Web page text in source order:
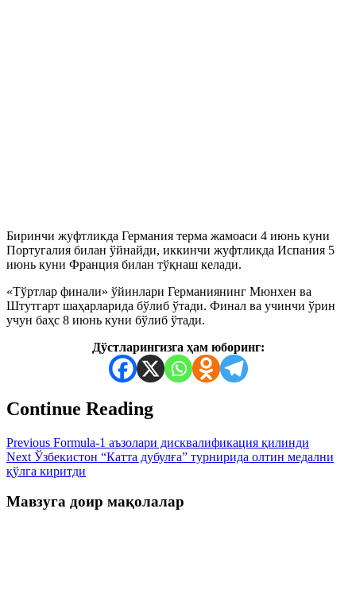
Биринчи жуфтликда Германия терма жамоаси 4 июнь куни
Португалия билан ўйнайди, иккинчи жуфтликда Испания 5
июнь куни Франция билан тўқнаш келади.
«Тўртлар финали» ўйинлари Германиянинг Мюнхен ва
Штутгарт шаҳарларида бўлиб ўтади. Финал ва учинчи ўрин
учун баҳс 8 июнь куни бўлиб ўтади.
Дўстларингизга ҳам юборинг:
Continue Reading
Previous Formula-1 аъзолари дисквалификация қилинди
Next Ўзбекистон “Катта дубулға” турнирида олтин медални
қўлга киритди
Мавзуга доир мақолалар